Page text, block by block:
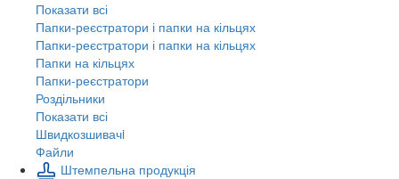
Показати всі
Папки-реєстратори і папки на кільцях
Папки-реєстратори і папки на кільцях
Папки на кільцях
Папки-реєстратори
Роздільники
Показати всі
Швидкозшивачi
Файли
Штемпельна продукція